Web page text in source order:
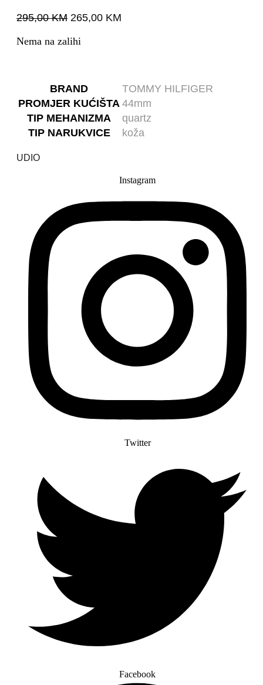
295,00KM 265,00 KM
Nema na zalihi
BRAND
TOMMY HILFIGER
PROMJER KUĆIŠTA 44mm
TIP MEHANIZMA
quartz
TIP NARUKVICE
koža
UDIO
Instagram
Twitter
Facebook